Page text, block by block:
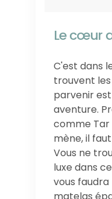
Le cœur
C'est dans
trouvent
parvenir
aventure.
comme Tar
mène, il
Vous ne
luxe dans
vous